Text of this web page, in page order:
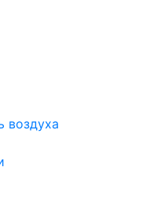
воздуха